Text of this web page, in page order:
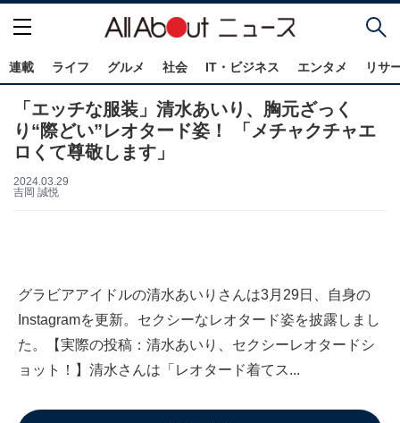
連載 ライフ グルメ 社会 IT・ビジネス エンタメ リサ
「エッチな服装」清水あいり、胸元ざっく
り“際どい”レオタード姿！ 「メチャクチャエ
ロくて尊敬します」
2024.03.29
吉岡 誠悦
グラビアアイドルの清水あいりさんは3月29日、自身の
Instagramを更新。セクシーなレオタード姿を披露しまし
た。【実際の投稿：清水あいり、セクシーレオタードシ
ョット！】清水さんは「レオタード着てス...